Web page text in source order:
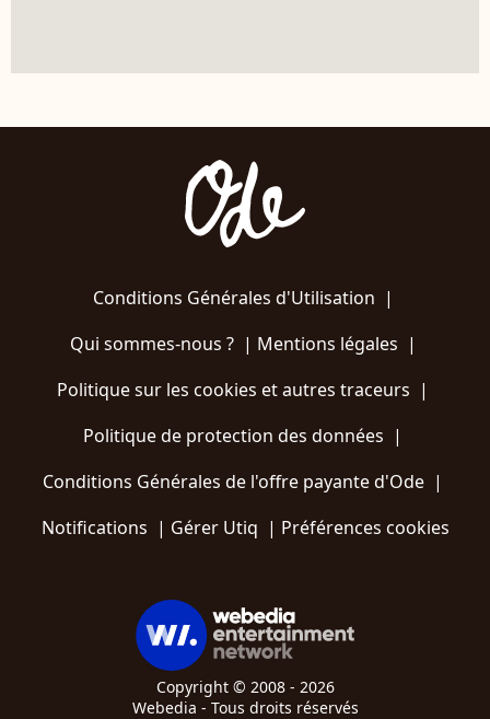
Conditions Générales d'Utilisation |
Qui sommes-nous ?| Mentions légales |
Politique sur les cookies et autres traceurs |
Politique de protection des données |
Conditions Générales de l'offre payante d'Ode |
Notifications | Gérer Utiq | Préférences cookies
Copyright © 2008 - 2026
Webedia - Tous droits réservés